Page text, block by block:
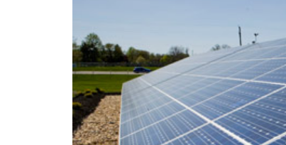
ZANZARE IN VACANZA? I 3 ERRORI
ADDIO BOLLETTE SALATE? LA